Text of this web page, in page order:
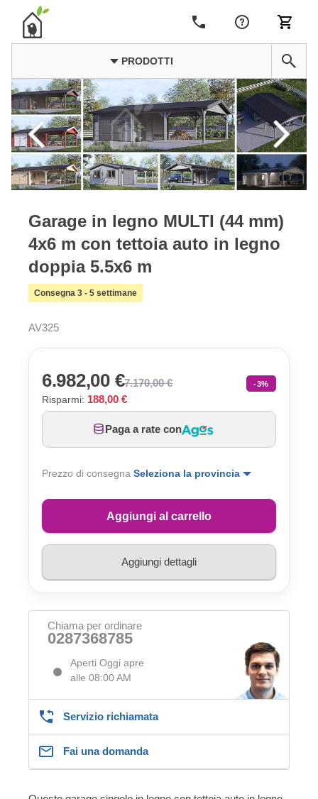
PRODOTTI
Garage in legno MULTI (44 mm)
4x6 m con tettoia auto in legno
doppia 5.5x6 m
Consegna 3 - 5 settimane
AV325
6.982,00 €7.170,00 € -3%
Risparmi: 188,00 €
Paga a rate con
Prezzo di consegna Seleziona la provincia
Aggiungi al carrello
Aggiungi dettagli
Chiama per ordinare
0287368785
Aperti Oggi apre
alle 08:00 AM
Servizio richiamata
Fai una domanda